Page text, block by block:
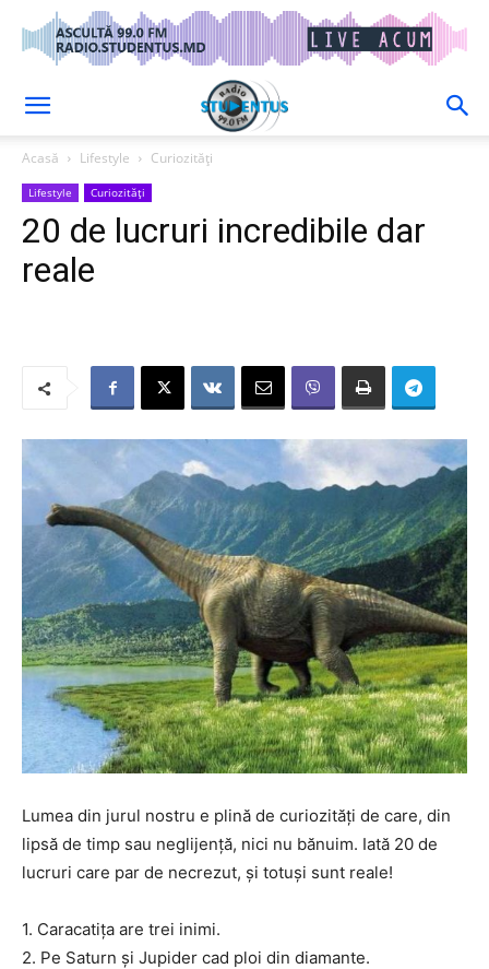
Acasă Lifestyle Curiozități
Lifestyle Curiozități
20 de lucruri incredibile dar
reale
Lumea din jurul nostru e plină de curiozități de care, din
lipsă de timp sau neglijență, nici nu bănuim. Iată 20 de
lucruri care par de necrezut, și totuși sunt reale!
1. Caracatița are trei inimi.
2. Pe Saturn și Jupider cad ploi din diamante.